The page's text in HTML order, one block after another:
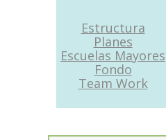
Estructura
Planes
Escuelas Mayores
Fondo
Team Work